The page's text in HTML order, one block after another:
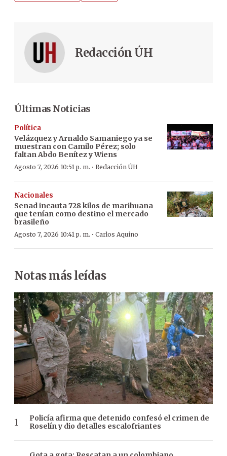
Redacción ÚH
Últimas Noticias
Política
Velázquez y Arnaldo Samaniego ya se
muestran con Camilo Pérez; solo
faltan Abdo Benítez y Wiens
Agosto 7, 2026 10:51 p. m. · Redacción ÚH
Nacionales
Senad incauta 728 kilos de marihuana
que tenían como destino el mercado
brasileño
Agosto 7, 2026 10:41 p. m. · Carlos Aquino
Notas más leídas
Policía afirma que detenido confesó el crimen de
Roselín y dio detalles escalofriantes